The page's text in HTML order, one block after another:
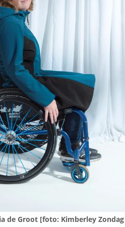
de Groot [foto: Kimberley Zondag